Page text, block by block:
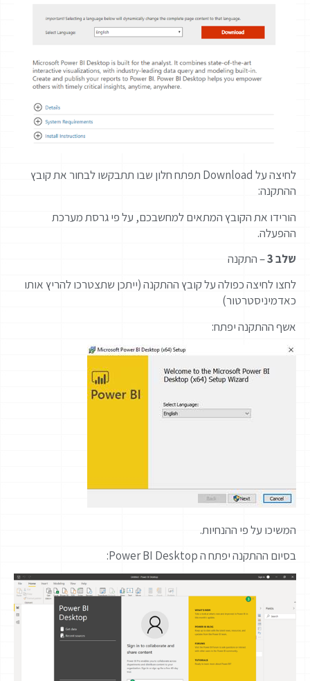
לחיצה על Download תפתח חלון שבו תתבקשו לבחור את קובץ
ההתקנה:
הורידו את הקובץ המתאים למחשבכם, על פי גרסת מערכת
ההפעלה.
שלב 3 – התקנה
לחצו לחיצה כפולה על קובץ ההתקנה (ייתכן שתצטרכו להריץ אותו
כאדמיניסטרטור)
אשף ההתקנה יפתח:
המשיכו על פי ההנחיות.
בסיום ההתקנה יפתח ה Power BI Desktop: